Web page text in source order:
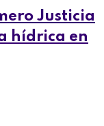
Justicia
hídrica en